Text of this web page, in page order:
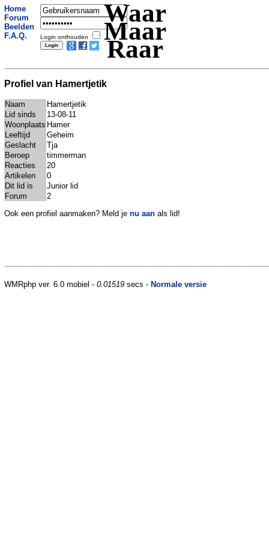
Home
Forum
Beelden
F.A.Q.
Login onthouden
Waar
Maar
Raar
Profiel van Hamertjetik
Naam
Hamertjetik
Lid sinds
13-08-11
Woonplaats Hamer
Leeftijd
Geheim
Geslacht
Tja
Beroep
timmerman
Reacties
20
Artikelen
0
Dit lid is
Junior lid
Forum
2
Ook een profiel aanmaken? Meld je nu aan als lid!
WMRphp ver. 6.0 mobiel - 0.01519 secs - Normale versie